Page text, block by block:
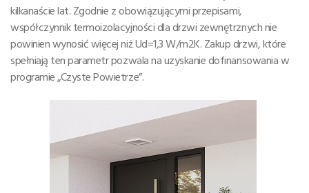
kilkanaście lat. Zgodnie z obowiązującymi przepisami,
współczynnik termoizolacyjności dla drzwi zewnętrznych nie
powinien wynosić więcej niż Ud=1,3 W/m2K. Zakup drzwi, które
spełniają ten parametr pozwala na uzyskanie dofinansowania w
programie „Czyste Powietrze”.